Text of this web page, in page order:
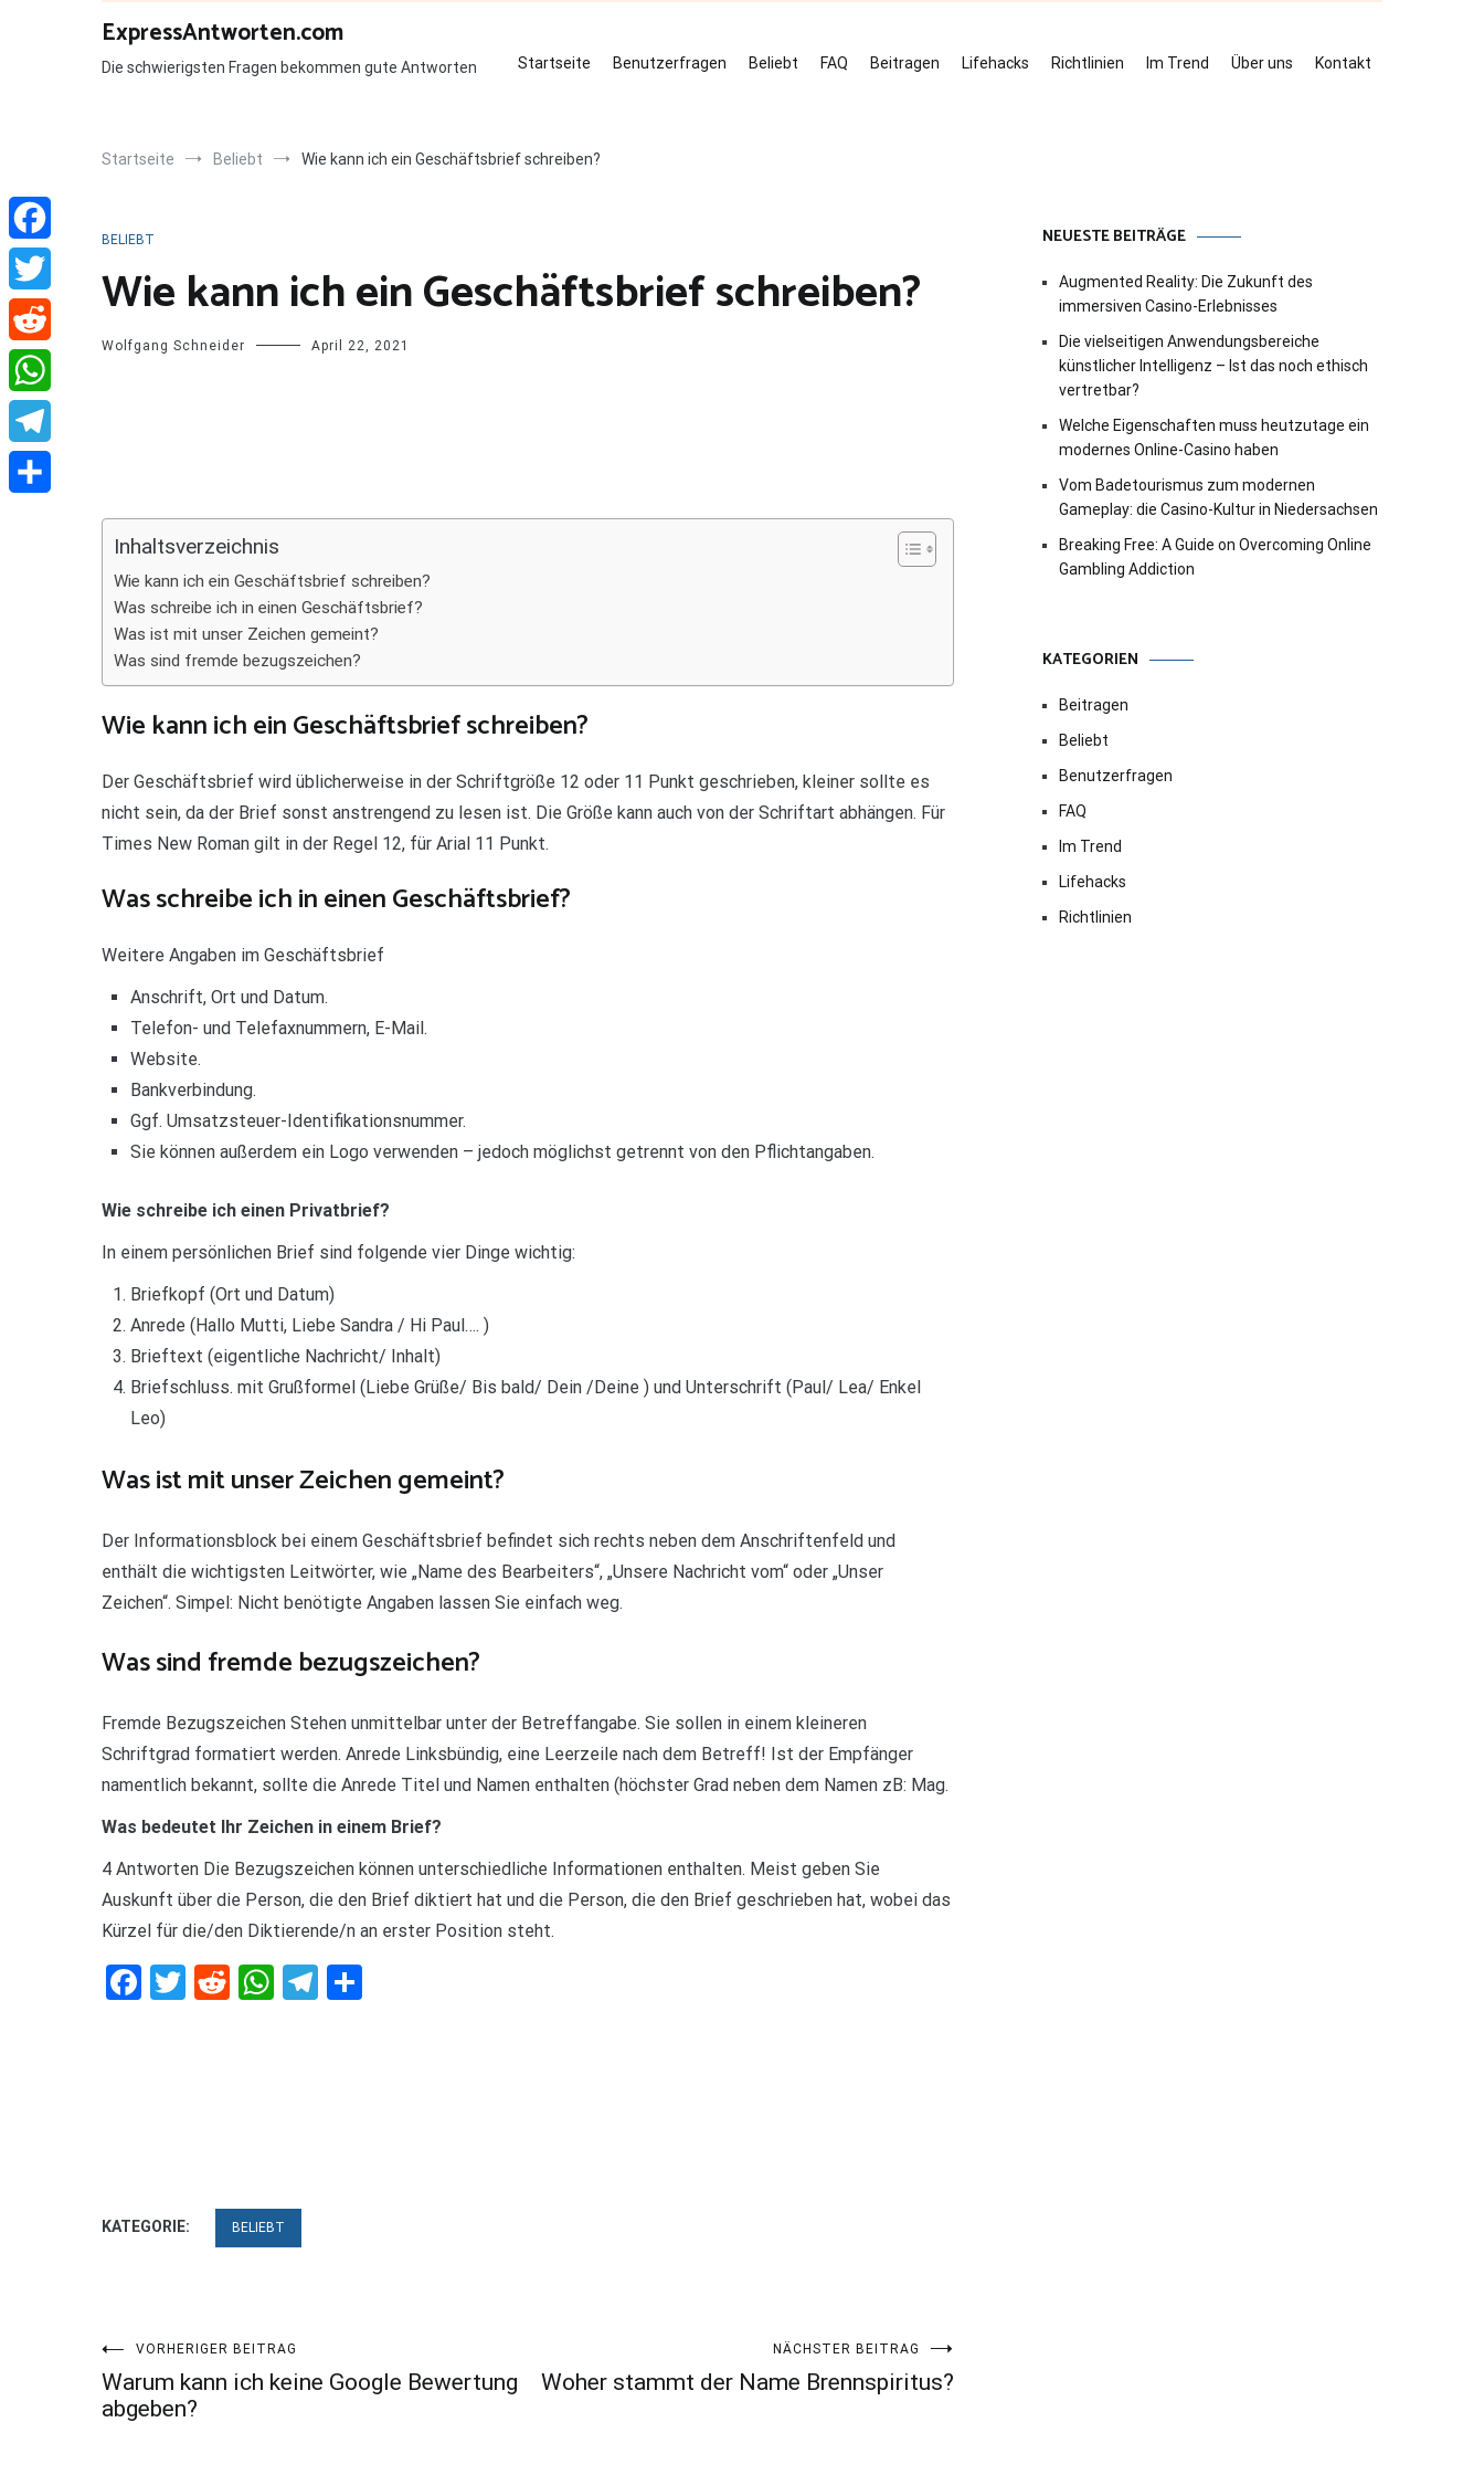
ExpressAntworten.com
Die schwierigsten Fragen bekommen gute Antworten Startseite Benutzerfragen Beliebt FAQ Beitragen Lifehacks Richtlinien Im Trend Über uns Kontakt
Startseite Beliebt Wie kann ich ein Geschäftsbrief schreiben?
BELIEBT
Wie kann ich ein Geschäftsbrief schreiben?
Wolfgang Schneider April 22, 2021
Inhaltsverzeichnis
Wie kann ich ein Geschäftsbrief schreiben?
Was schreibe ich in einen Geschäftsbrief?
Was ist mit unser Zeichen gemeint?
Was sind fremde bezugszeichen?
Wie kann ich ein Geschäftsbrief schreiben?
Der Geschäftsbrief wird üblicherweise in der Schriftgröße 12 oder 11 Punkt geschrieben, kleiner sollte es
nicht sein, da der Brief sonst anstrengend zu lesen ist. Die Größe kann auch von der Schriftart abhängen. Für
Times New Roman gilt in der Regel 12, für Arial 11 Punkt.
Was schreibe ich in einen Geschäftsbrief?
Weitere Angaben im Geschäftsbrief
Anschrift, Ort und Datum.
Telefon- und Telefaxnummern, E-Mail.
Website.
Bankverbindung.
Ggf. Umsatzsteuer-Identifikationsnummer.
Sie können außerdem ein Logo verwenden – jedoch möglichst getrennt von den Pflichtangaben.
Wie schreibe ich einen Privatbrief?
In einem persönlichen Brief sind folgende vier Dinge wichtig:
Briefkopf (Ort und Datum)
Anrede (Hallo Mutti, Liebe Sandra / Hi Paul…. )
Brieftext (eigentliche Nachricht/ Inhalt)
Briefschluss. mit Grußformel (Liebe Grüße/ Bis bald/ Dein /Deine ) und Unterschrift (Paul/ Lea/ Enkel
Leo)
Was ist mit unser Zeichen gemeint?
Der Informationsblock bei einem Geschäftsbrief befindet sich rechts neben dem Anschriftenfeld und
enthält die wichtigsten Leitwörter, wie „Name des Bearbeiters“, „Unsere Nachricht vom“ oder „Unser
Zeichen“. Simpel: Nicht benötigte Angaben lassen Sie einfach weg.
Was sind fremde bezugszeichen?
Fremde Bezugszeichen Stehen unmittelbar unter der Betreffangabe. Sie sollen in einem kleineren
Schriftgrad formatiert werden. Anrede Linksbündig, eine Leerzeile nach dem Betreff! Ist der Empfänger
namentlich bekannt, sollte die Anrede Titel und Namen enthalten (höchster Grad neben dem Namen zB: Mag.
Was bedeutet Ihr Zeichen in einem Brief?
4 Antworten Die Bezugszeichen können unterschiedliche Informationen enthalten. Meist geben Sie
Auskunft über die Person, die den Brief diktiert hat und die Person, die den Brief geschrieben hat, wobei das
Kürzel für die/den Diktierende/n an erster Position steht.
Facebook
Twitter
RedditWhatsApp
Telegram
KATEGORIE: BELIEBT
Beitragsnavigation
VORHERIGER BEITRAG
Warum kann ich keine Google Bewertung
abgeben?
NÄCHSTER BEITRAG
Woher stammt der Name Brennspiritus?
NEUESTE BEITRÄGE
Augmented Reality: Die Zukunft des
immersiven Casino-Erlebnisses
Die vielseitigen Anwendungsbereiche
künstlicher Intelligenz – Ist das noch ethisch
vertretbar?
Welche Eigenschaften muss heutzutage ein
modernes Online-Casino haben
Vom Badetourismus zum modernen
Gameplay: die Casino-Kultur in Niedersachsen
Breaking Free: A Guide on Overcoming Online
Gambling Addiction
KATEGORIEN
Beitragen
Beliebt
Benutzerfragen
FAQ
Im Trend
Lifehacks
Richtlinien
Facebook
Twitter
Reddit
WhatsApp
Telegram